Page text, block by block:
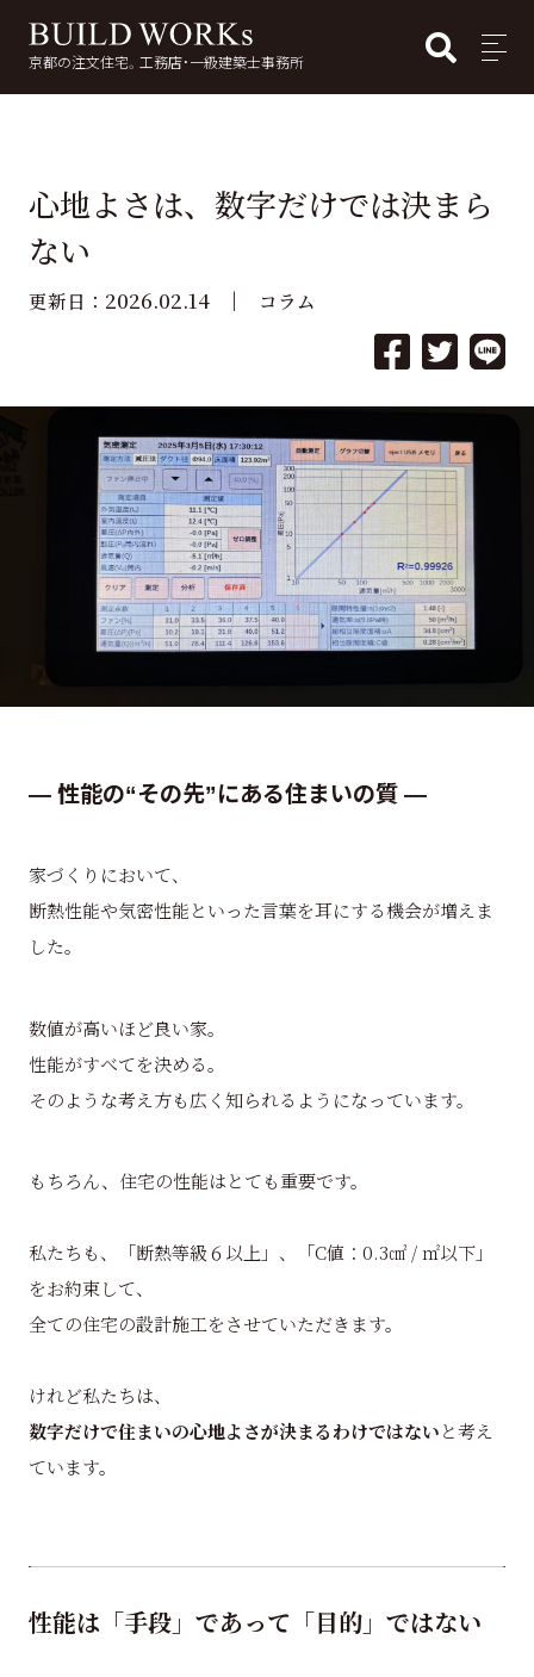
京都の注文住宅。工務店・一級建築士事務所 MENU
心地よさは、数字だけでは決まら
ない
更新日： 2026.02.14 コラム
― 性能の“その先”にある住まいの質 ―
家づくりにおいて、
断熱性能や気密性能といった言葉を耳にする機会が増えま
した。
数値が高いほど良い家。
性能がすべてを決める。
そのような考え方も広く知られるようになっています。
もちろん、住宅の性能はとても重要です。
私たちも、「断熱等級６以上」、「C値：0.3㎠ / ㎡以下」
をお約束して、
全ての住宅の設計施工をさせていただきます。
けれど私たちは、
数字だけで住まいの心地よさが決まるわけではないと考え
ています。
性能は「手段」であって「目的」ではない